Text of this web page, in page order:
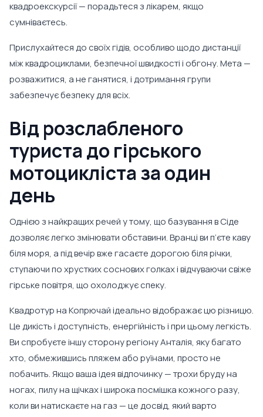
квадроекскурсії — порадьтеся з лікарем, якщо
сумніваєтесь.
Прислухайтеся до своїх гідів, особливо щодо дистанції
між квадроциклами, безпечної швидкості і обгону. Мета —
розважитися, а не ганятися, і дотримання групи
забезпечує безпеку для всіх.
Від розслабленого
туриста до гірського
мотоцикліста за один
день
Однією з найкращих речей у тому, що базування в Сіде
дозволяє легко змінювати обставини. Вранці ви п’єте каву
біля моря, а під вечір вже гасаєте дорогою біля річки,
ступаючи по хрустких соснових голках і відчуваючи свіже
гірське повітря, що охолоджує спеку.
Квадротур на Копрючай ідеально відображає цю різницю.
Це дикість і доступність, енергійність і при цьому легкість.
Ви спробуєте іншу сторону регіону Анталія, яку багато
хто, обмежившись пляжем або руїнами, просто не
побачить. Якщо ваша ідея відпочинку — трохи бруду на
ногах, пилу на щічках і широка посмішка кожного разу,
коли ви натискаєте на газ — це досвід, який варто